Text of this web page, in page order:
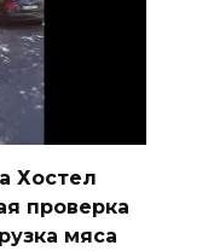
Хостел
проверка
мяса